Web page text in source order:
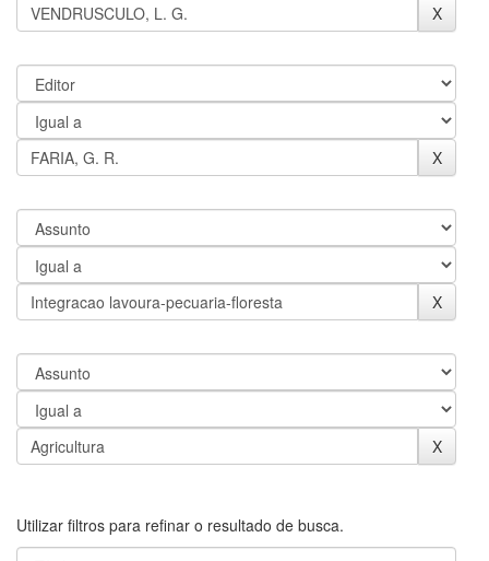
Utilizar filtros para refinar o resultado de busca.